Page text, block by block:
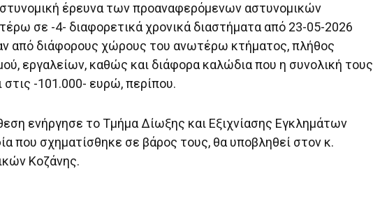
έρευνα των προαναφερόμενων αστυνομικών
σε -4- διαφορετικά χρονικά διαστήματα από 23-05-2026
από διάφορους χώρους του ανωτέρω κτήματος, πλήθος
εργαλείων, καθώς και διάφορα καλώδια που η συνολική τους
στις -101.000- ευρώ, περίπου.
ενήργησε το Τμήμα Δίωξης και Εξιχνίασης Εγκλημάτων
που σχηματίσθηκε σε βάρος τους, θα υποβληθεί στoν κ.
Κοζάνης.